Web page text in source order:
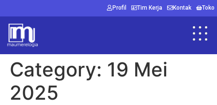
Toko
Kontak
Tim Kerja
Profil
Category: 19 Mei
2025